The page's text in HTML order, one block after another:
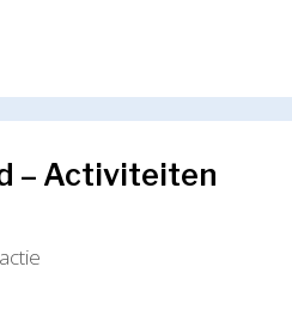
– Activiteiten